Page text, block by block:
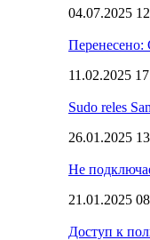
04.07.2025
Перенесено:
11.02.2025
Sudo reles
26.01.2025
Не
21.01.2025
Доступ к